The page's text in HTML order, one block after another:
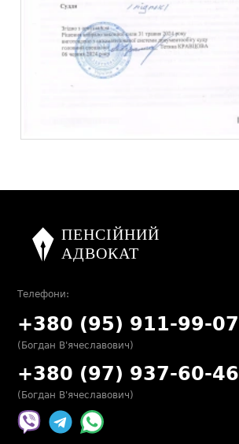
Телефони:
+380 (95) 911-99-07
(Богдан В'ячеславович)
+380 (97) 937-60-46
(Богдан В'ячеславович)